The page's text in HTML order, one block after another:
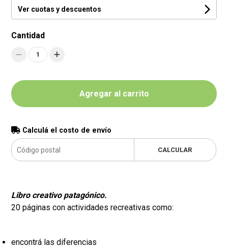
Ver cuotas y descuentos
Cantidad
1
Agregar al carrito
Calculá el costo de envío
CALCULAR
Libro creativo patagónico.
20 páginas con actividades recreativas como:
encontrá las diferencias